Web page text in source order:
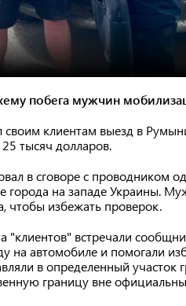
побега мужчин
своим клиентам выезд в
тысяч долларов.
в сговоре с проводником
на западе Украины.
чтобы избежать проверок.
встречали
на автомобиле и помогали
в определенный
границу вне